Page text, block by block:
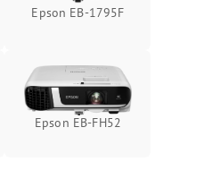
Epson EB-1795F
Epson EB-FH52